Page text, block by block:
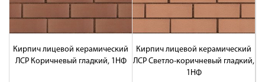
Кирпич лицевой керамический
ЛСР Коричневый гладкий, 1НФ
Кирпич лицевой керамический
ЛСР Светло-коричневый гладкий,
1НФ